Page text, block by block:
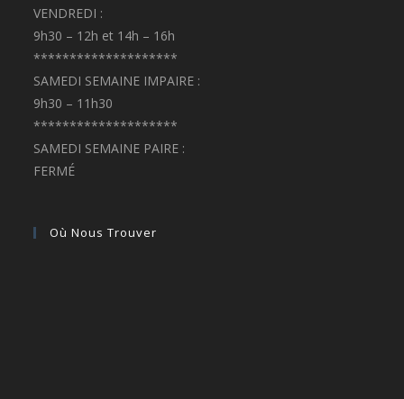
VENDREDI :
9h30 – 12h et 14h – 16h
********************
SAMEDI SEMAINE IMPAIRE :
9h30 – 11h30
********************
SAMEDI SEMAINE PAIRE :
FERMÉ
Où Nous Trouver